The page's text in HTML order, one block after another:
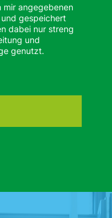
mir angegebenen
gespeichert
dabei nur streng
und
genutzt.